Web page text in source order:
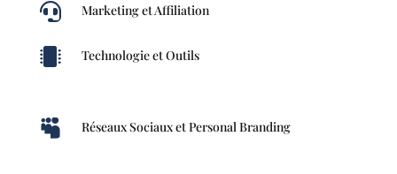
 Marketing et Affiliation
 Technologie et Outils
 Réseaux Sociaux et Personal Branding